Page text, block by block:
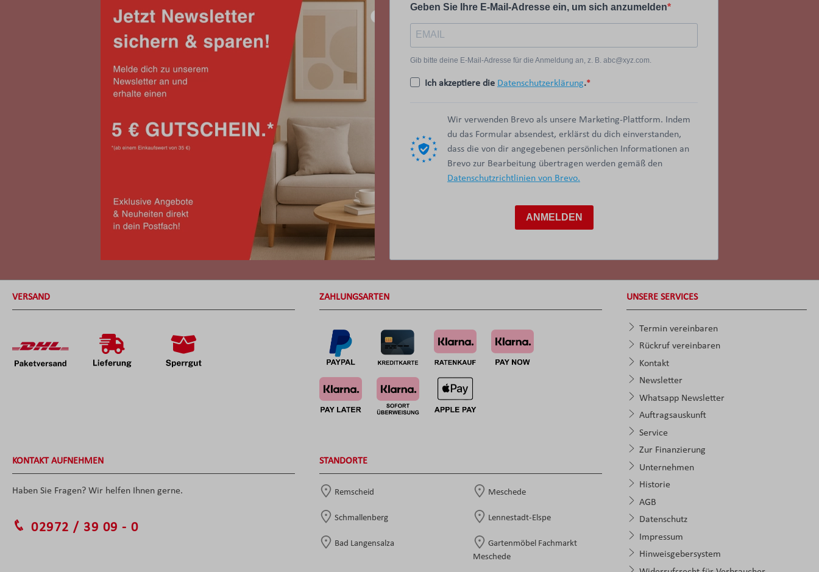
Geben Sie Ihre E-Mail-Adresse ein, um sich anzumelden
Gib bitte deine E-Mail-Adresse für die Anmeldung an, z. B. abc@xyz.com.
Ich akzeptiere die Datenschutzerklärung.
Wir verwenden Brevo als unsere Marketing-Plattform. Indem
du das Formular absendest, erklärst du dich einverstanden,
dass die von dir angegebenen persönlichen Informationen an
Brevo zur Bearbeitung übertragen werden gemäß den
Datenschutzrichtlinien von Brevo.
ANMELDEN
VERSAND ZAHLUNGSARTEN
KONTAKT AUFNEHMEN
Haben Sie Fragen? Wir helfen Ihnen gerne.
02972 / 39 09 - 0
STANDORTE
Remscheid Meschede
Schmallenberg Lennestadt-Elspe
Bad Langensalza
Gartenmöbel Fachmarkt
Meschede
UNSERE SERVICES
Termin vereinbaren
Rückruf vereinbaren
Kontakt
Newsletter
Whatsapp Newsletter
Auftragsauskunft
Service
Zur Finanzierung
Unternehmen
Historie
AGB
Datenschutz
Impressum
Hinweisgebersystem